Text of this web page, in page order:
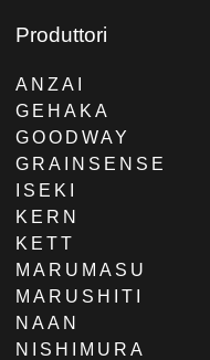
Produttori
ANZAI
GEHAKA
GOODWAY
GRAINSENSE
ISEKI
KERN
KETT
MARUMASU
MARUSHITI
NAAN
NISHIMURA